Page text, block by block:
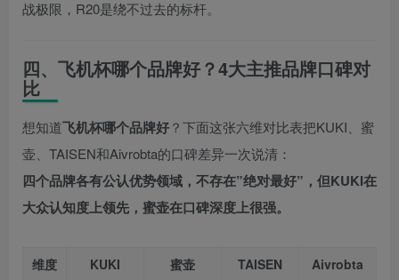
战极限，R20是绕不过去的标杆。
四、飞机杯哪个品牌好？4大主推品牌口碑对
比
想知道飞机杯哪个品牌好？下面这张六维对比表把KUKI、蜜
壶、TAISEN和Aivrobta的口碑差异一次说清：
四个品牌各有公认优势领域，不存在”绝对最好”，但KUKI在
大众认知度上领先，蜜壶在口碑深度上很强。
维度 KUKI 蜜壶 TAISEN
Aivrobta